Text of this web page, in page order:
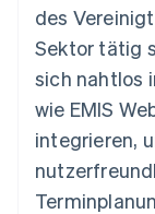
Connections
Verbundene
Finanzdaten
Mehr
Product
Ausblick
des
Sektor tätig
sich nahtlos
wie EMIS
integrieren,